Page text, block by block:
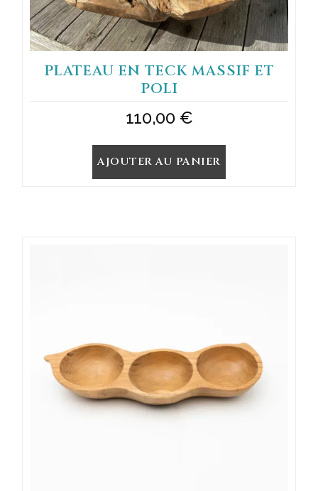
PLATEAU EN TECK MASSIF ET
POLI
110,00 €
AJOUTER AU PANIER